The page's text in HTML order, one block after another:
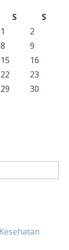
S
S
1
2
8
9
15
16
22
23
29
30